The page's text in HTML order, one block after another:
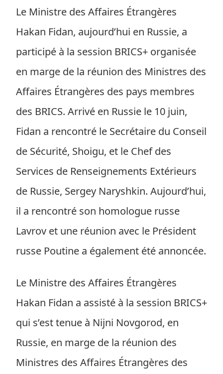
Le Ministre des Affaires Étrangères
Hakan Fidan, aujourd’hui en Russie, a
participé à la session BRICS+ organisée
en marge de la réunion des Ministres des
Affaires Étrangères des pays membres
des BRICS. Arrivé en Russie le 10 juin,
Fidan a rencontré le Secrétaire du Conseil
de Sécurité, Shoigu, et le Chef des
Services de Renseignements Extérieurs
de Russie, Sergey Naryshkin. Aujourd’hui,
il a rencontré son homologue russe
Lavrov et une réunion avec le Président
russe Poutine a également été annoncée.
Le Ministre des Affaires Étrangères
Hakan Fidan a assisté à la session BRICS+
qui s’est tenue à Nijni Novgorod, en
Russie, en marge de la réunion des
Ministres des Affaires Étrangères des